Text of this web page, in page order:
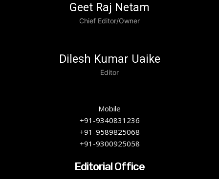
Geet Raj Netam
Chief Editor/Owner
Dilesh Kumar Uaike
Editor
Mobile
+91-9340831236
+91-9589825068
+91-9300925058
Editorial Office